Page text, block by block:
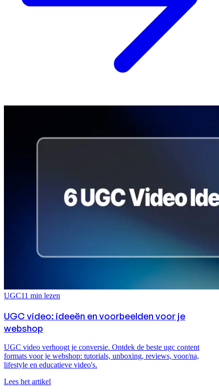
UGC11 min lezen
UGC video: ideeën en voorbeelden voor je
webshop
UGC video verhoogt je conversie. Ontdek de beste ugc content
formats voor je webshop: tutorials, unboxing, reviews, voor/na,
lifestyle en educatieve video's.
Lees het artikel